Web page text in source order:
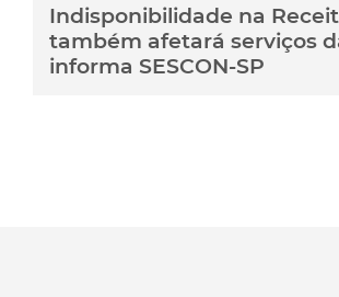
Indisponibilidade na
também afetará serviços
informa SESCON-SP